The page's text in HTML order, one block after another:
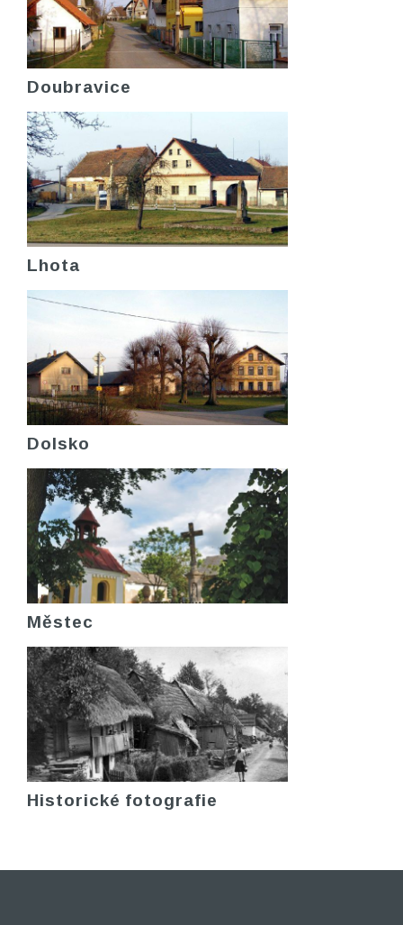
Doubravice
Lhota
Dolsko
Městec
Historické fotografie